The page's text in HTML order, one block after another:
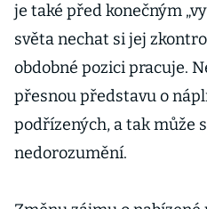
je také před konečným
světa nechat si jej
obdobné pozici pracuje.
přesnou představu o
podřízených, a tak může
nedorozumění.